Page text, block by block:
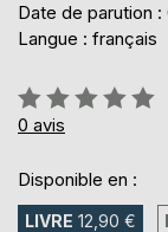
Date de parution :
Langue : français
Évaluation:
0%
0 avis
Disponible en :
LIVRE 12,90 €